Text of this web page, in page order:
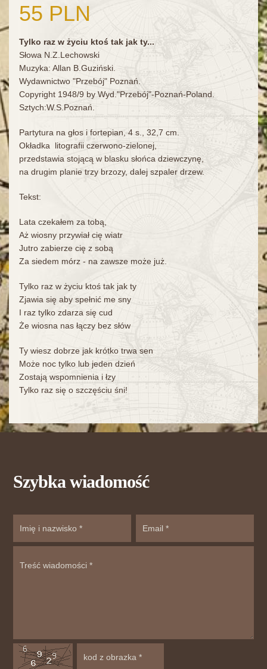
55 PLN
Tylko raz w życiu ktoś tak jak ty...
Słowa N.Z.Lechowski
Muzyka: Allan B.Guziński.
Wydawnictwo "Przebój" Poznań.
Copyright 1948/9 by Wyd."Przebój"-Poznań-Poland.
Sztych:W.S.Poznań.
Partytura na głos i fortepian, 4 s., 32,7 cm.
Okładka litografii czerwono-zielonej,
przedstawia stojącą w blasku słońca dziewczynę,
na drugim planie trzy brzozy, dalej szpaler drzew.
Tekst:
Lata czekałem za tobą,
Aż wiosny przywiał cię wiatr
Jutro zabierze cię z sobą
Za siedem mórz - na zawsze może już.
Tylko raz w życiu ktoś tak jak ty
Zjawia się aby spełnić me sny
I raz tylko zdarza się cud
Że wiosna nas łączy bez słów
Ty wiesz dobrze jak krótko trwa sen
Może noc tylko lub jeden dzień
Zostają wspomnienia i łzy
Tylko raz się o szczęściu śni!
Szybka wiadomość